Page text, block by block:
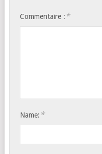
Commentaire : *
Name: *